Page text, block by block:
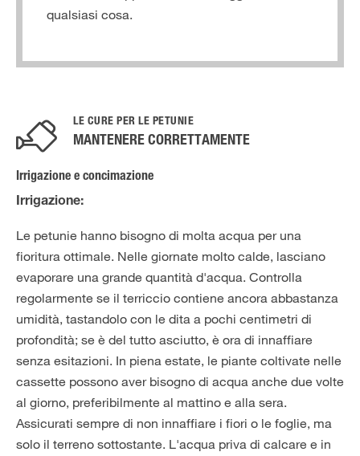
qualsiasi cosa.
LE CURE PER LE PETUNIE
MANTENERE CORRETTAMENTE
Irrigazione e concimazione
Irrigazione:
Le petunie hanno bisogno di molta acqua per una
fioritura ottimale. Nelle giornate molto calde, lasciano
evaporare una grande quantità d'acqua. Controlla
regolarmente se il terriccio contiene ancora abbastanza
umidità, tastandolo con le dita a pochi centimetri di
profondità; se è del tutto asciutto, è ora di innaffiare
senza esitazioni. In piena estate, le piante coltivate nelle
cassette possono aver bisogno di acqua anche due volte
al giorno, preferibilmente al mattino e alla sera.
Assicurati sempre di non innaffiare i fiori o le foglie, ma
solo il terreno sottostante. L'acqua priva di calcare e in